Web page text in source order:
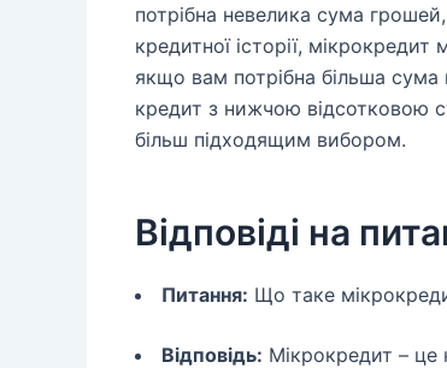
потрібна невелика сума
кредитної історії,
якщо вам потрібна більша
кредит з нижчою відсотковою
більш підходящим вибором.
Відповіді на
Питання: Що таке
Відповідь: Мікрокредит –